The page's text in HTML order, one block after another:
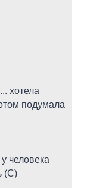
хотела
подумала
человека
(С)